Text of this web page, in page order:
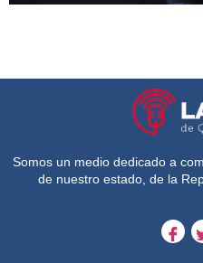
Somos un medio dedicado a
de nuestro estado, de la